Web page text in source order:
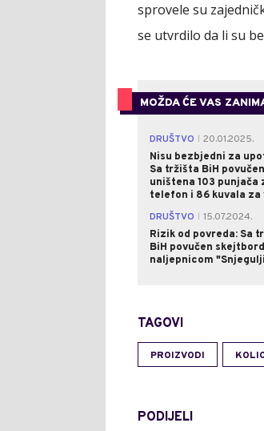
sprovele su
se utvrdilo da li su
MOŽDA ĆE VAS
DRUŠTVO
20.01.2025.
Nisu bezbjedni za
Sa tržišta BiH
uništena 103 punjača
telefon i 86 kuvala za
DRUŠTVO
15.07.2024.
Rizik od povreda: Sa
BiH povučen
naljepnicom
TAGOVI
PROIZVODI
PODIJELI